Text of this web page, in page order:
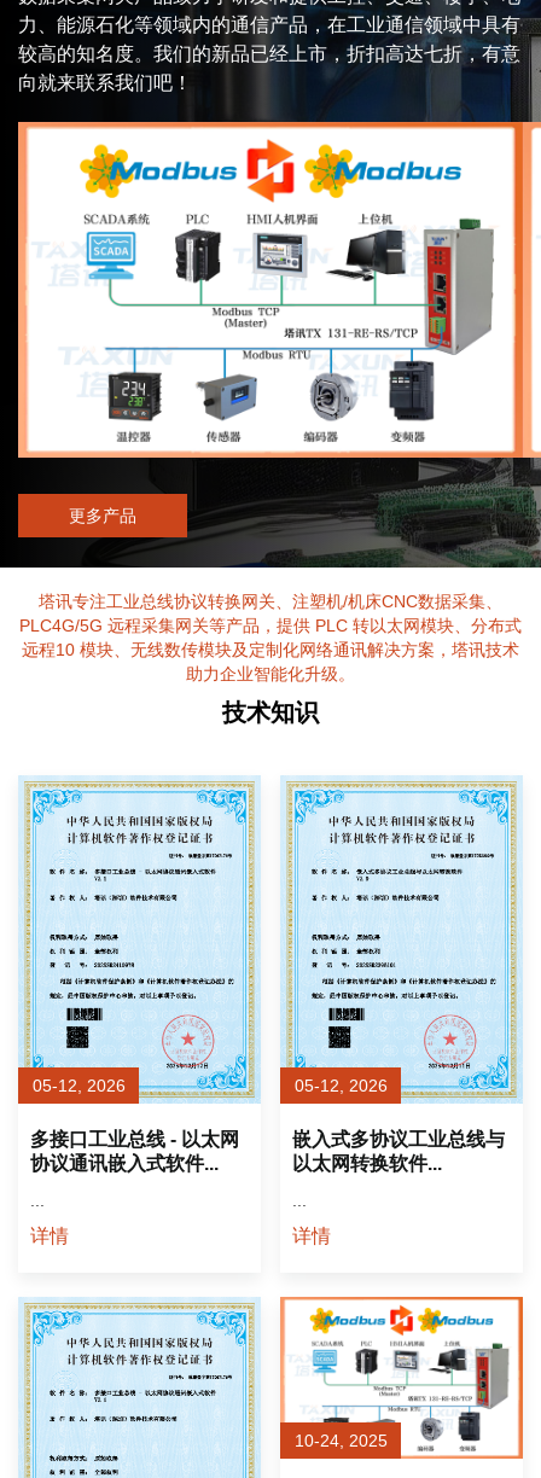
力、能源石化等领域内的通信产品，在工业通信领域中具有
较高的知名度。我们的新品已经上市，折扣高达七折，有意
向就来联系我们吧！
更多产品
塔讯专注工业总线协议转换网关、注塑机/机床CNC数据采集、
PLC4G/5G 远程采集网关等产品，提供 PLC 转以太网模块、分布式
远程10 模块、无线数传模块及定制化网络通讯解决方案，塔讯技术
助力企业智能化升级。
技术知识
05-12, 2026
多接口工业总线 - 以太网
协议通讯嵌入式软件...
详情
05-12, 2026
嵌入式多协议工业总线与
以太网转换软件...
详情
10-24, 2025